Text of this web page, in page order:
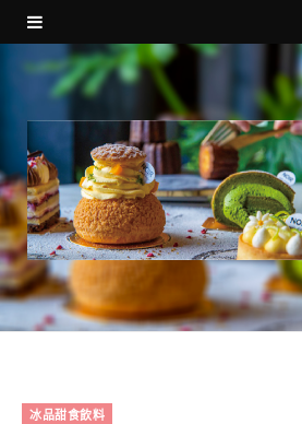
冰品甜食飲料